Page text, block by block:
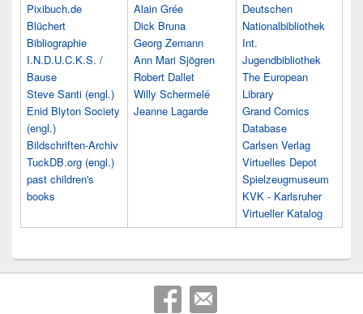
Pixibuch.de
Blüchert
Bibliographie
I.N.D.U.C.K.S. /
Bause
Steve Santi (engl.)
Enid Blyton Society
(engl.)
Bildschriften-Archiv
TuckDB.org (engl.)
past children's
books
Alain Grée
Dick Bruna
Georg Zemann
Ann Mari Sjögren
Robert Dallet
Willy Schermelé
Jeanne Lagarde
Deutschen
Nationalbibliothek
Int.
Jugendbibliothek
The European
Library
Grand Comics
Database
Carlsen Verlag
Virtuelles Depot
Spielzeugmuseum
KVK - Karlsruher
Virtueller Katalog